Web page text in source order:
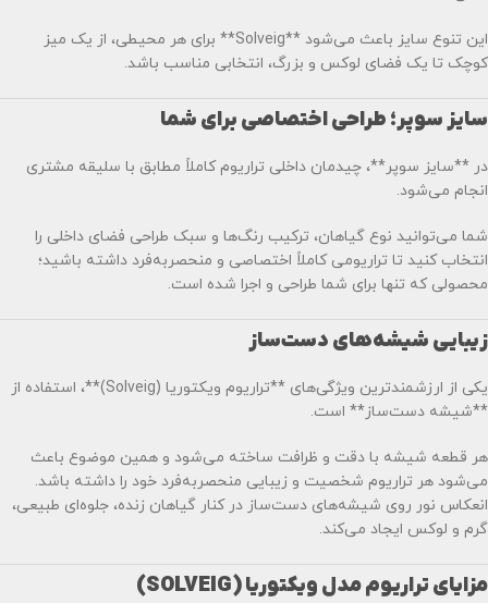
این تنوع سایز باعث می‌شود **Solveig** برای هر محیطی، از یک میز
کوچک تا یک فضای لوکس و بزرگ، انتخابی مناسب باشد.
سایز سوپر؛ طراحی اختصاصی برای شما
در **سایز سوپر**، چیدمان داخلی تراریوم کاملاً مطابق با سلیقه مشتری
انجام می‌شود.
شما می‌توانید نوع گیاهان، ترکیب رنگ‌ها و سبک طراحی فضای داخلی را
انتخاب کنید تا تراریومی کاملاً اختصاصی و منحصربه‌فرد داشته باشید؛
محصولی که تنها برای شما طراحی و اجرا شده است.
زیبایی شیشه‌های دست‌ساز
یکی از ارزشمندترین ویژگی‌های **تراریوم ویکتوریا (Solveig)**، استفاده از
**شیشه دست‌ساز** است.
هر قطعه شیشه با دقت و ظرافت ساخته می‌شود و همین موضوع باعث
می‌شود هر تراریوم شخصیت و زیبایی منحصربه‌فرد خود را داشته باشد.
انعکاس نور روی شیشه‌های دست‌ساز در کنار گیاهان زنده، جلوه‌ای طبیعی،
گرم و لوکس ایجاد می‌کند.
مزایای تراریوم مدل ویکتوریا (SOLVEIG)